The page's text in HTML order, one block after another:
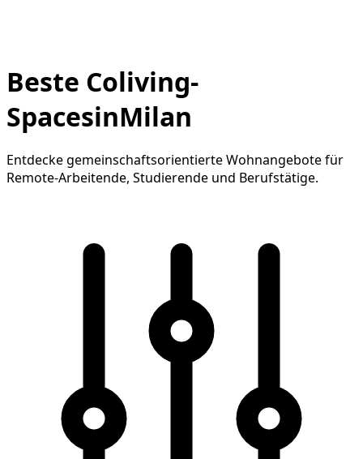
Beste Coliving-
SpacesinMilan
Entdecke gemeinschaftsorientierte Wohnangebote für
Remote-Arbeitende, Studierende und Berufstätige.